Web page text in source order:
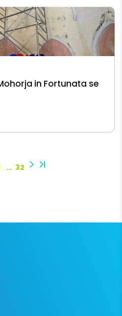
in Fortunata se
… 32